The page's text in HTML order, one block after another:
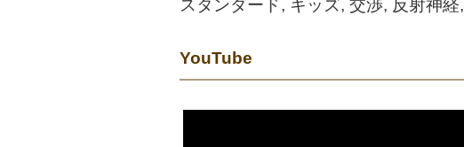
スタンダード, キッズ, 交渉, 反射神経,
YouTube